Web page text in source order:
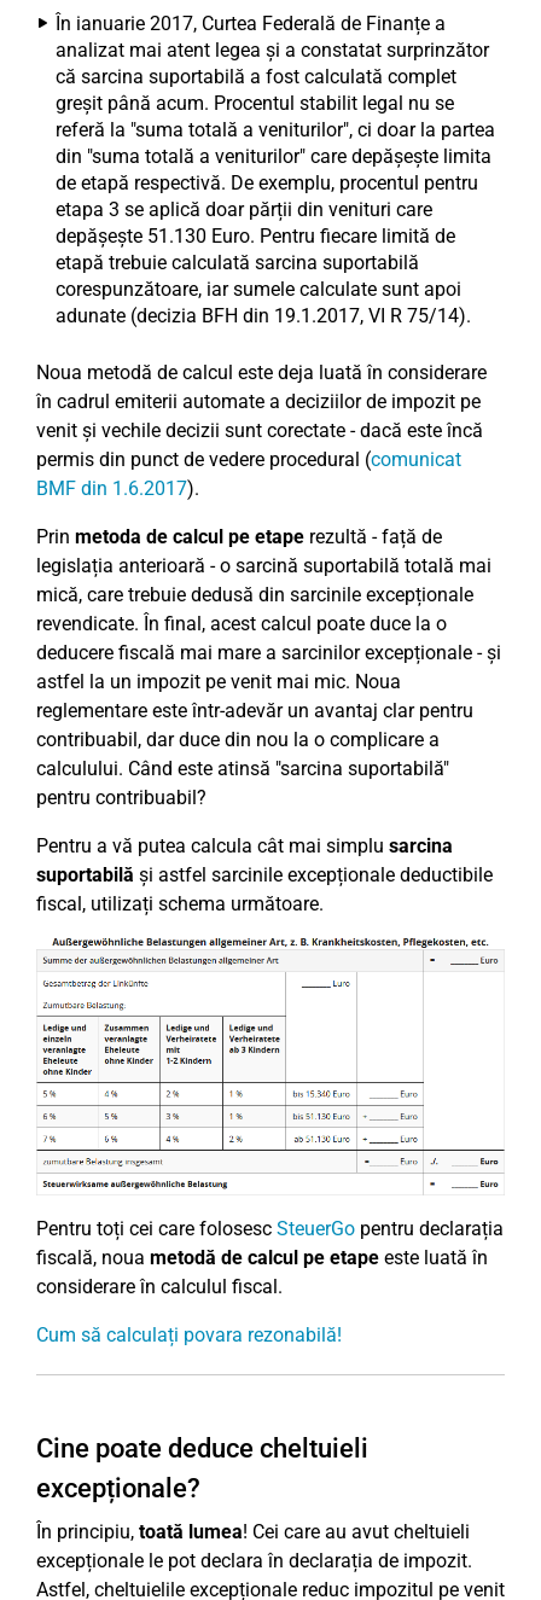
În ianuarie 2017, Curtea Federală de Finanțe a
analizat mai atent legea și a constatat surprinzător
că sarcina suportabilă a fost calculată complet
greșit până acum. Procentul stabilit legal nu se
referă la "suma totală a veniturilor", ci doar la partea
din "suma totală a veniturilor" care depășește limita
de etapă respectivă. De exemplu, procentul pentru
etapa 3 se aplică doar părții din venituri care
depășește 51.130 Euro. Pentru fiecare limită de
etapă trebuie calculată sarcina suportabilă
corespunzătoare, iar sumele calculate sunt apoi
adunate (decizia BFH din 19.1.2017, VI R 75/14).
Noua metodă de calcul este deja luată în considerare
în cadrul emiterii automate a deciziilor de impozit pe
venit și vechile decizii sunt corectate - dacă este încă
permis din punct de vedere procedural (comunicat
BMF din 1.6.2017).
Prin metoda de calcul pe etape rezultă - față de
legislația anterioară - o sarcină suportabilă totală mai
mică, care trebuie dedusă din sarcinile excepționale
revendicate. În final, acest calcul poate duce la o
deducere fiscală mai mare a sarcinilor excepționale - și
astfel la un impozit pe venit mai mic. Noua
reglementare este într-adevăr un avantaj clar pentru
contribuabil, dar duce din nou la o complicare a
calculului. Când este atinsă "sarcina suportabilă"
pentru contribuabil?
Pentru a vă putea calcula cât mai simplu sarcina
suportabilă și astfel sarcinile excepționale deductibile
fiscal, utilizați schema următoare.
Pentru toți cei care folosesc SteuerGo pentru declarația
fiscală, noua metodă de calcul pe etape este luată în
considerare în calculul fiscal.
Cum să calculați povara rezonabilă!
Cine poate deduce cheltuieli
excepționale?
În principiu, toată lumea! Cei care au avut cheltuieli
excepționale le pot declara în declarația de impozit.
Astfel, cheltuielile excepționale reduc impozitul pe venit